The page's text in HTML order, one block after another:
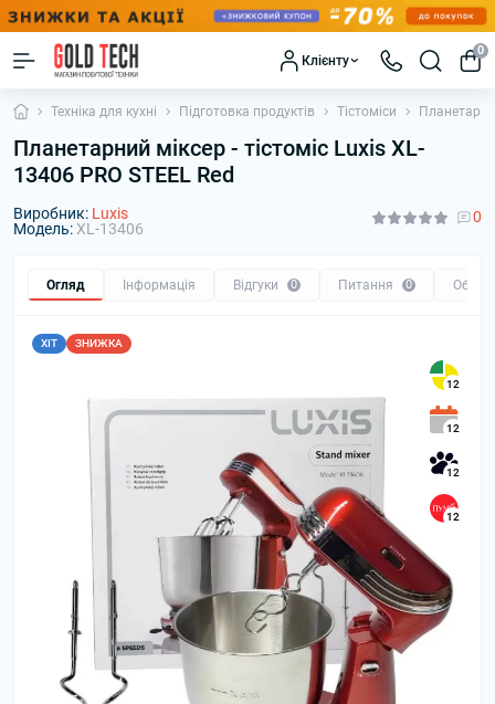
Клієнту
0
Техніка для кухні Підготовка продуктів Тістоміси
Планетарний міксер - тістоміс Luxis XL-
13406 PRO STEEL Red
Виробник: Luxis
Модель:XL-13406
0
Огляд Інформація Відгуки 0 Питання 0 Обмін
ХІТ ЗНИЖКА
12
12
12
12